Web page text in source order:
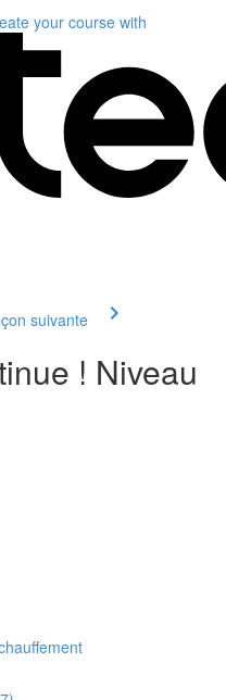
your course with
suivante
! Niveau